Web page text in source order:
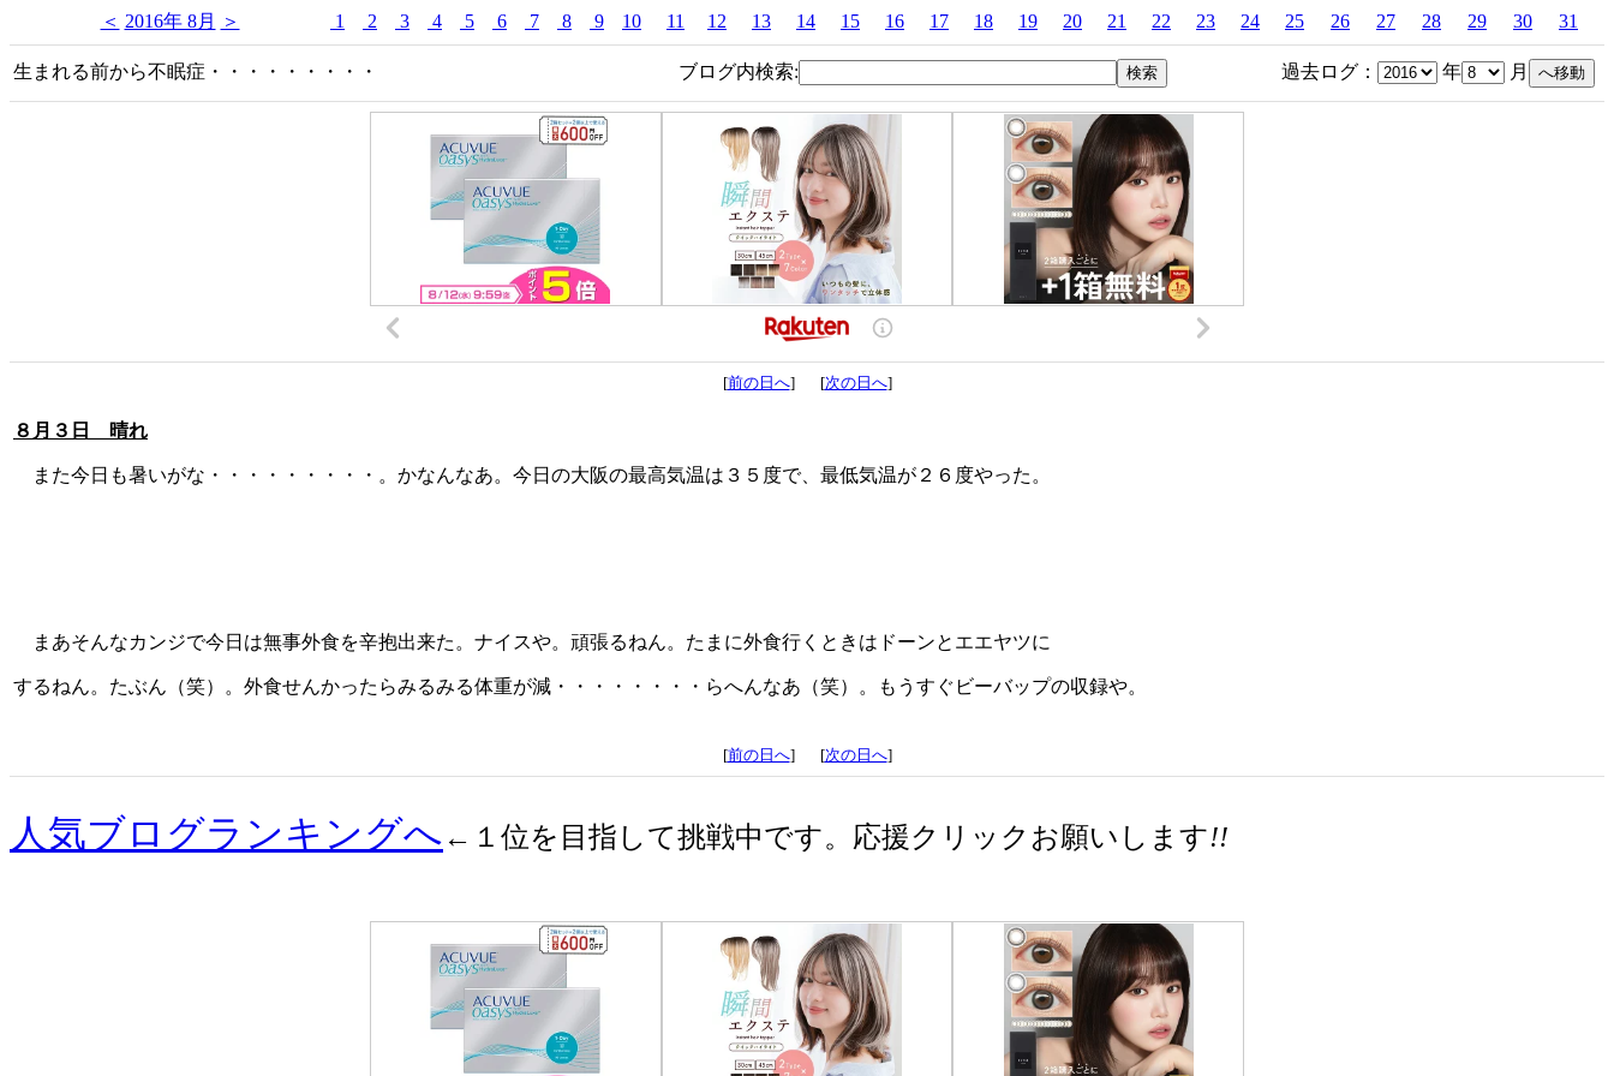
＜ 2016年 8月 ＞ 1 2 3 4 5 6 7 8 9 10 11 12 13 14 15 16 17 18 19 20 21 22 23 24 25 26 27 28 29 30 31
生まれる前から不眠症・・・・・・・・・ ブログ内検索: 過去ログ： 年 月
[前の日へ] [次の日へ]
８月３日 晴れ
また今日も暑いがな・・・・・・・・・。かなんなあ。今日の大阪の最高気温は３５度で、最低気温が２６度やった。
まあそんなカンジで今日は無事外食を辛抱出来た。ナイスや。頑張るねん。たまに外食行くときはドーンとエエヤツに
するねん。たぶん（笑）。外食せんかったらみるみる体重が減・・・・・・・・らへんなあ（笑）。もうすぐビーバップの収録や。
[前の日へ] [次の日へ]
人気ブログランキングへ ←１位を目指して挑戦中です。応援クリックお願いします!!